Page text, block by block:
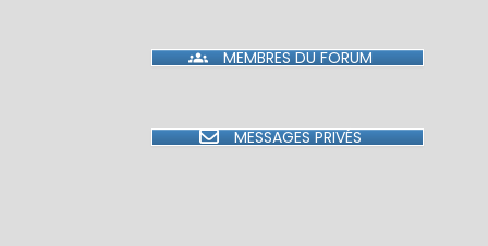
MEMBRES DU FORUM
MESSAGES PRIVÉS